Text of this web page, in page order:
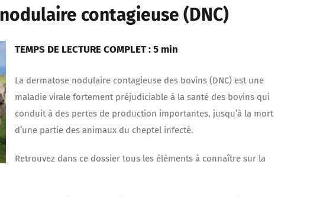
contagieuse (DNC)
TEMPS DE LECTURE COMPLET : 5 min
La dermatose nodulaire contagieuse des bovins (DNC) est une
maladie virale fortement préjudiciable à la santé des bovins qui
conduit à des pertes de production importantes, jusqu’à la mort
d’une partie des animaux du cheptel infecté.
Retrouvez dans ce dossier tous les éléments à connaître sur la